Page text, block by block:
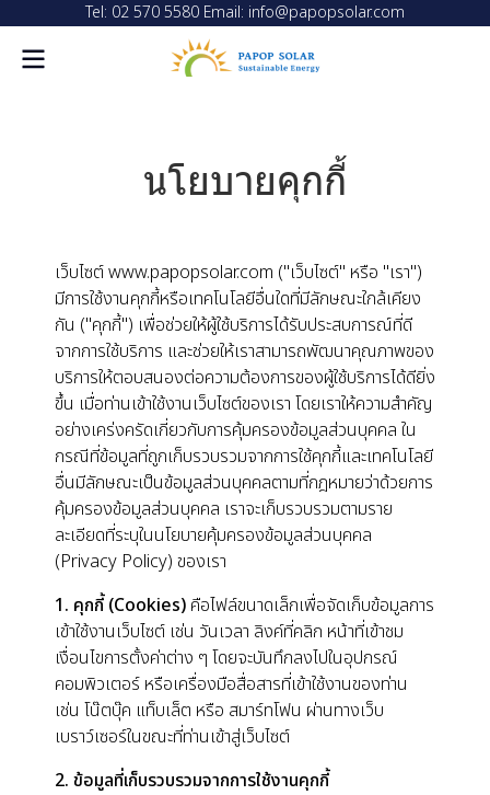
Tel: 02 570 5580 Email: info@papopsolar.com
นโยบายคุกกี้
เว็บไซต์ www.papopsolar.com ("เว็บไซต์" หรือ "เรา")
มีการใช้งานคุกกี้หรือเทคโนโลยีอื่นใดที่มีลักษณะใกล้เคียง
กัน ("คุกกี้") เพื่อช่วยให้ผู้ใช้บริการได้รับประสบการณ์ที่ดี
จากการใช้บริการ และช่วยให้เราสามารถพัฒนาคุณภาพของ
บริการให้ตอบสนองต่อความต้องการของผู้ใช้บริการได้ดียิ่ง
ขึ้น เมื่อท่านเข้าใช้งานเว็บไซต์ของเรา โดยเราให้ความสำคัญ
อย่างเคร่งครัดเกี่ยวกับการคุ้มครองข้อมูลส่วนบุคคล ใน
กรณีที่ข้อมูลที่ถูกเก็บรวบรวมจากการใช้คุกกี้และเทคโนโลยี
อื่นมีลักษณะเป็นข้อมูลส่วนบุคคลตามที่กฎหมายว่าด้วยการ
คุ้มครองข้อมูลส่วนบุคคล เราจะเก็บรวบรวมตามราย
ละเอียดที่ระบุในนโยบายคุ้มครองข้อมูลส่วนบุคคล
(Privacy Policy) ของเรา
1. คุกกี้ (Cookies) คือไฟล์ขนาดเล็กเพื่อจัดเก็บข้อมูลการ
เข้าใช้งานเว็บไซต์ เช่น วันเวลา ลิงค์ที่คลิก หน้าที่เข้าชม
เงื่อนไขการตั้งค่าต่าง ๆ โดยจะบันทึกลงไปในอุปกรณ์
คอมพิวเตอร์ หรือเครื่องมือสื่อสารที่เข้าใช้งานของท่าน
เช่น โน๊ตบุ๊ค แท็บเล็ต หรือ สมาร์ทโฟน ผ่านทางเว็บ
เบราว์เซอร์ในขณะที่ท่านเข้าสู่เว็บไซต์
2. ข้อมูลที่เก็บรวบรวมจากการใช้งานคุกกี้